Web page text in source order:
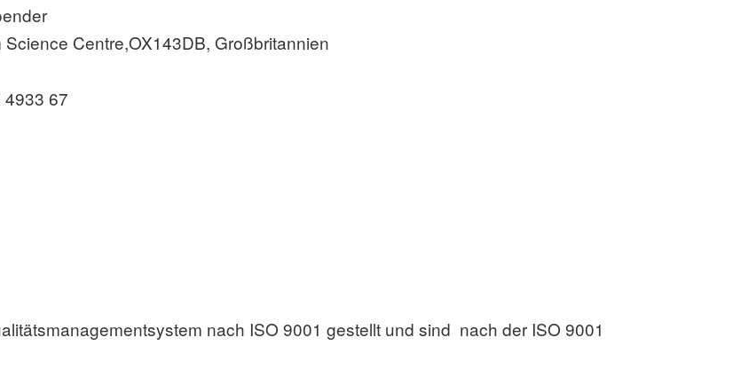
Centre,OX143DB, Großbritannien
67
nach ISO 9001 gestellt und sind nach der ISO 9001